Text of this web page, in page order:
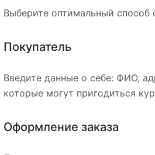
Выберите оптимальный способ
Покупатель
Введите данные о себе: ФИО,
которые могут пригодиться
Оформление заказа